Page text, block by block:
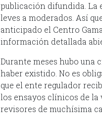
publicación difundida. La
leves a moderados. Así
anticipado el Centro
información detallada
Durante meses hubo una
haber existido. No es
que el ente regulador
los ensayos clínicos de
revisores de muchísima